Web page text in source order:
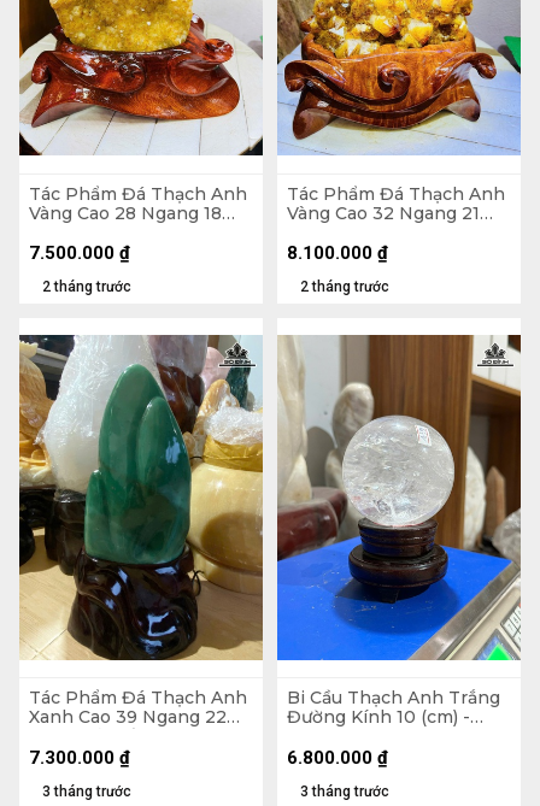
Tác Phẩm Đá Thạch Anh
Vàng Cao 28 Ngang 18
2 tháng trước
7.500.000 ₫
Tác Phẩm Đá Thạch Anh
Vàng Cao 32 Ngang 21
2 tháng trước
8.100.000 ₫
Tác Phẩm Đá Thạch Anh
Xanh Cao 39 Ngang 22
(cm) - Cả Đế Cao 56 -
19,5kg
3 tháng trước
7.300.000 ₫
Bi Cầu Thạch Anh Trắng
Đường Kính 10 (cm) -
3 tháng trước
6.800.000 ₫